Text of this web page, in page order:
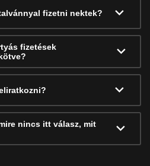
fizetni nektek?
fizetések
nincs itt válasz, mit